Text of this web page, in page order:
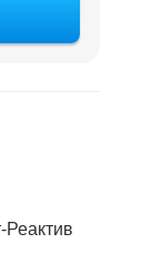
Реактив